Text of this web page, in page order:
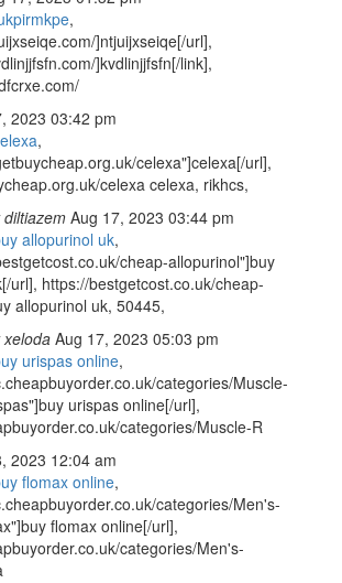
,
]ntjuijxseiqe[/url],
]kvdlinjjfsfn[/link],
2023 03:42 pm
,
celexa"]celexa[/url],
celexa celexa, rikhcs,
Aug 17, 2023 03:44 pm
allopurinol uk,
cheap-allopurinol"]buy
url], https://bestgetcost.co.uk/cheap-
allopurinol uk, 50445,
xeloda Aug 17, 2023 05:03 pm
urispas online,
categories/Muscle-
urispas online[/url],
categories/Muscle-R
2023 12:04 am
flomax online,
categories/Men's-
flomax online[/url],
categories/Men's-